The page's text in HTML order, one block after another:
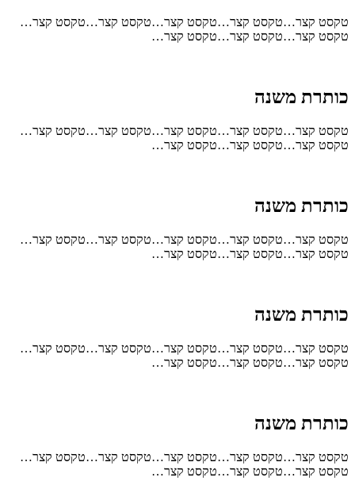
טקסט קצר…טקסט קצר…טקסט קצר…טקסט קצר…טקסט קצר…
טקסט קצר…טקסט קצר…טקסט קצר…
כותרת משנה
טקסט קצר…טקסט קצר…טקסט קצר…טקסט קצר…טקסט קצר…
טקסט קצר…טקסט קצר…טקסט קצר…
כותרת משנה
טקסט קצר…טקסט קצר…טקסט קצר…טקסט קצר…טקסט קצר…
טקסט קצר…טקסט קצר…טקסט קצר…
כותרת משנה
טקסט קצר…טקסט קצר…טקסט קצר…טקסט קצר…טקסט קצר…
טקסט קצר…טקסט קצר…טקסט קצר…
כותרת משנה
טקסט קצר…טקסט קצר…טקסט קצר…טקסט קצר…טקסט קצר…
טקסט קצר…טקסט קצר…טקסט קצר…